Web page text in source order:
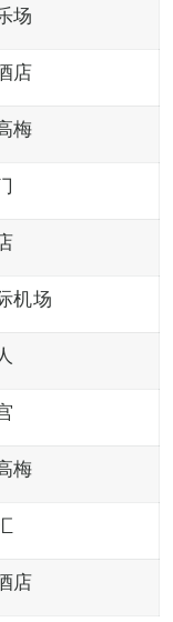
场
店
梅
机场
梅
店